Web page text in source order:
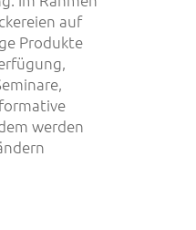
auf
Produkte
werden